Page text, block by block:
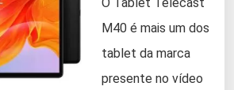
M40 é mais um dos
tablet da marca
presente no vídeo